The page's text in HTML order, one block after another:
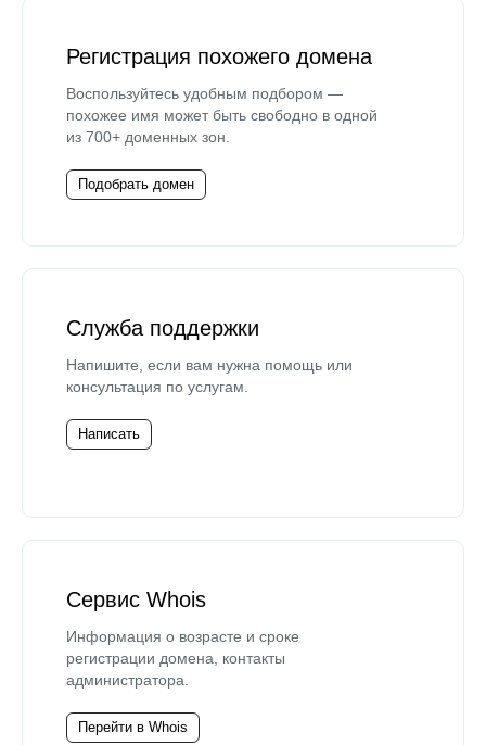
Регистрация похожего домена
Воспользуйтесь удобным подбором —
похожее имя может быть свободно в одной
из 700+ доменных зон.
Подобрать домен
Служба поддержки
Напишите, если вам нужна помощь или
консультация по услугам.
Написать
Сервис Whois
Информация о возрасте и сроке
регистрации домена, контакты
администратора.
Перейти в Whois